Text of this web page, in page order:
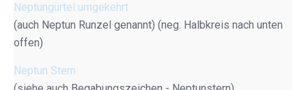
Neptungürtel umgekehrt
(auch Neptun Runzel genannt) (neg. Halbkreis nach unten
offen)
Neptun Stern